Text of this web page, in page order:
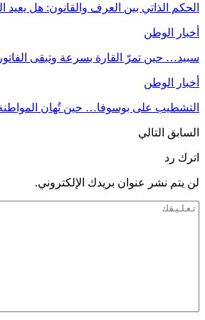
الحكم الذاتي بين العرف والقانون: هل
أخبار الوطن
سبيد… حين تمرّ القارة بسرعة وتبقى
أخبار الوطن
التشطيب على بوسوفا… حين تُهان
السابق التالي
اترك رد
لن يتم نشر عنوان بريدك الإلكتروني.